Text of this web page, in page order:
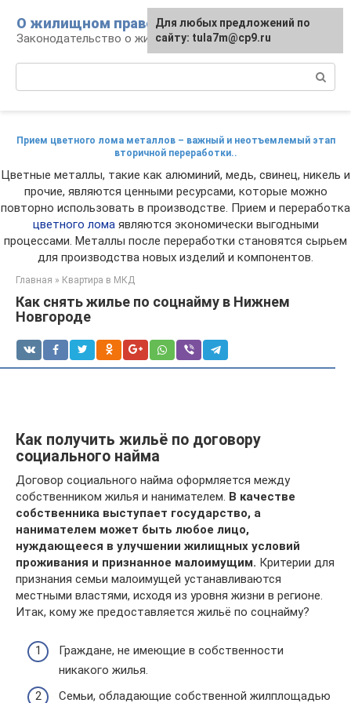
контенту
О жилищном праве
Законодательство о жилье и земле
Прием цветного лома металлов – важный и неотъемлемый этап
вторичной переработки..
Цветные металлы, такие как алюминий, медь, свинец, никель и
прочие, являются ценными ресурсами, которые можно
повторно использовать в производстве. Прием и переработка
цветного ломаявляются экономически выгодными
процессами. Металлы после переработки становятся сырьем
для производства новых изделий и компонентов.
Главная » Квартира в МКД
Как снять жилье по соцнайму в Нижнем
Новгороде
Как получить жильё по договору
социального найма
Договор социального найма оформляется между
собственником жилья и нанимателем. В качестве
собственника выступает государство, а
нанимателем может быть любое лицо,
нуждающееся в улучшении жилищных условий
проживания и признанное малоимущим. Критерии для
признания семьи малоимущей устанавливаются
местными властями, исходя из уровня жизни в регионе.
Итак, кому же предоставляется жильё по соцнайму?
Граждане, не имеющие в собственности
никакого жилья.
Семьи, обладающие собственной жилплощадью
Для любых предложений по
сайту: tula7m@cp9.ru